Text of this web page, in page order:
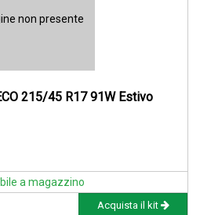
non presente
215/45 R17 91W Estivo
a magazzino
Acquista il kit